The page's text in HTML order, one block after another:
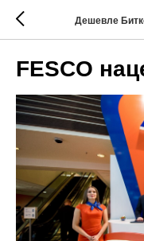
Дешевле
FESCO